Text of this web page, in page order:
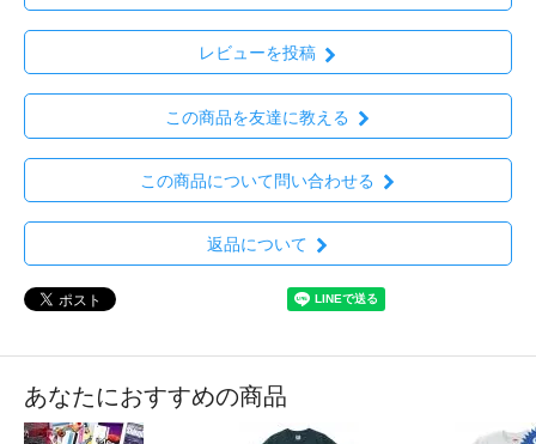
レビューを投稿
この商品を友達に教える
この商品について問い合わせる
返品について
あなたにおすすめの商品